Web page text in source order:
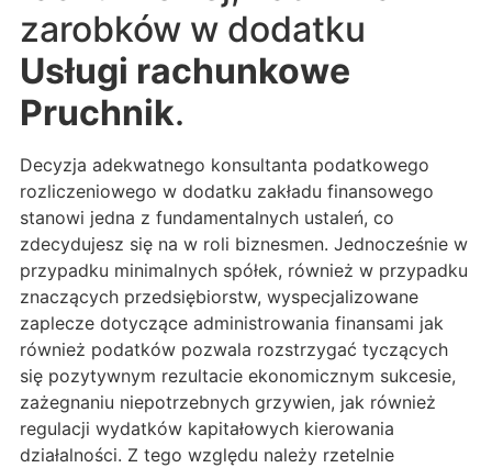
zarobków w dodatku
Usługi rachunkowe
Pruchnik.
Decyzja adekwatnego konsultanta podatkowego
rozliczeniowego w dodatku zakładu finansowego
stanowi jedna z fundamentalnych ustaleń, co
zdecydujesz się na w roli biznesmen. Jednocześnie w
przypadku minimalnych spółek, również w przypadku
znaczących przedsiębiorstw, wyspecjalizowane
zaplecze dotyczące administrowania finansami jak
również podatków pozwala rozstrzygać tyczących
się pozytywnym rezultacie ekonomicznym sukcesie,
zażegnaniu niepotrzebnych grzywien, jak również
regulacji wydatków kapitałowych kierowania
działalności. Z tego względu należy rzetelnie